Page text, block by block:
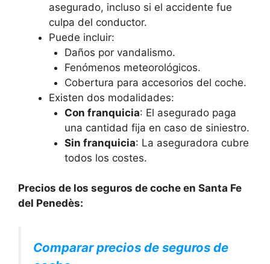
asegurado, incluso si el accidente fue
culpa del conductor.
Puede incluir:
Daños por vandalismo.
Fenómenos meteorológicos.
Cobertura para accesorios del coche.
Existen dos modalidades:
Con franquicia: El asegurado paga
una cantidad fija en caso de siniestro.
Sin franquicia: La aseguradora cubre
todos los costes.
Precios de los seguros de coche en Santa Fe
del Penedès:
Comparar precios de seguros de